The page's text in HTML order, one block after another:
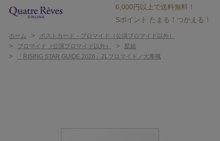
6,000円以上で送料無料！
Sポイント たまる！つかえる！
ホーム > ポストカード・ブロマイド（公演ブロマイド以外）
> ブロマイド（公演ブロマイド以外） > 星組
> 「RISING STAR GUIDE 2026」2Lブロマイド／大希颯